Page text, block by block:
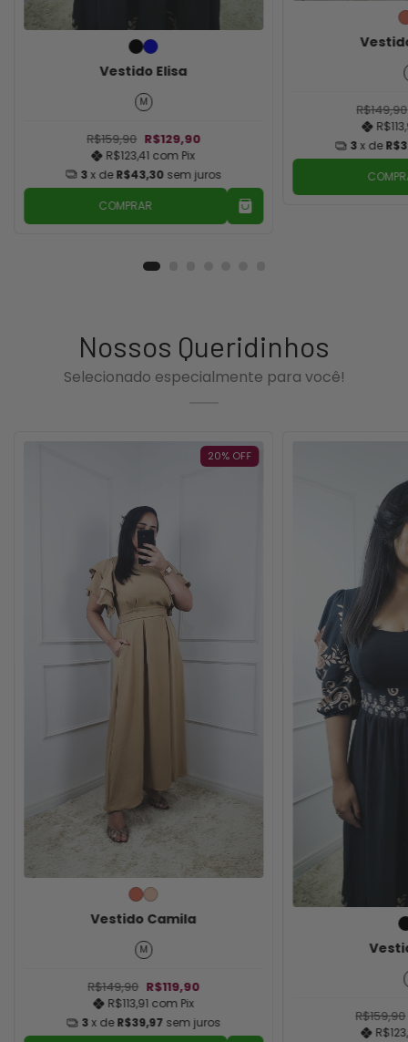
Vestido Elisa
M
R$159,90 R$129,90
R$123,41 com Pix
3x deR$43,30 sem juros
COMPRAR
R$149,90
3 x de
Nossos Queridinhos
Selecionado especialmente para você!
20% OFF
Vestido Camila
M
R$149,90 R$119,90
R$113,91 com Pix
3x deR$39,97 sem juros
R$159,90